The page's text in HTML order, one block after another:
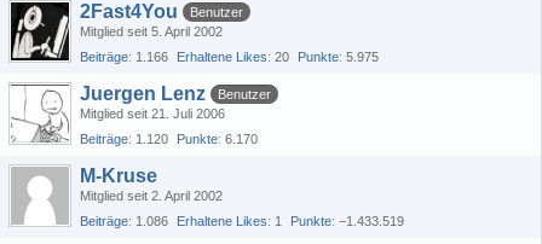
2Fast4You
Benutzer
Mitglied seit 5. April 2002
Beiträge 1.166 Erhaltene Likes 20 Punkte 5.975
Juergen Lenz
Benutzer
Mitglied seit 21. Juli 2006
Beiträge 1.120 Punkte 6.170
M-Kruse
Mitglied seit 2. April 2002
Beiträge 1.086 Erhaltene Likes 1 Punkte −1.433.519